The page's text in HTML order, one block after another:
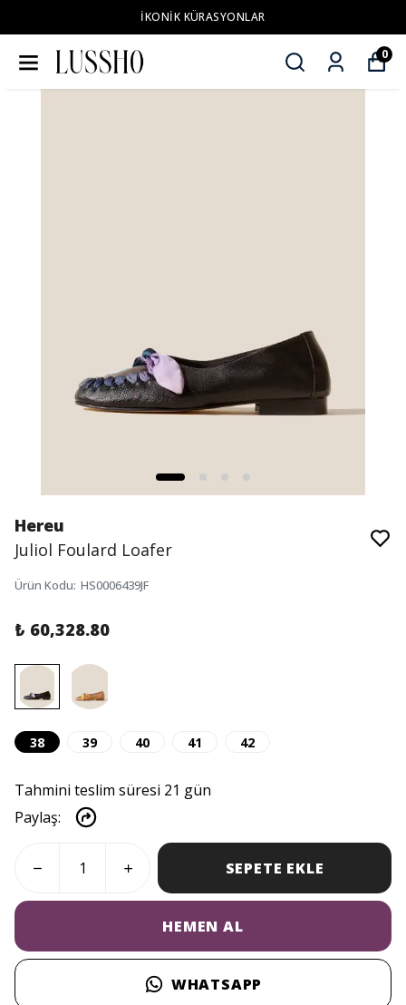
İKONİK KÜRASYONLAR
0
Hereu
Juliol Foulard Loafer
Ürün Kodu: HS0006439JF
₺ 60,328.80
38 39 40 41 42
Tahmini teslim süresi 21 gün
Paylaş:
SEPETE EKLE
HEMEN AL
WHATSAPP